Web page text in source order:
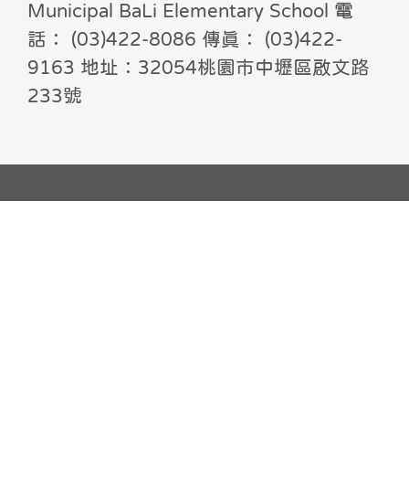
Municipal BaLi Elementary School 電
話： (03)422-8086 傳真： (03)422-
9163 地址：32054桃園市中壢區啟文路
233號